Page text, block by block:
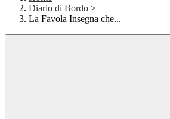
Diario di Bordo >
La Favola Insegna che...